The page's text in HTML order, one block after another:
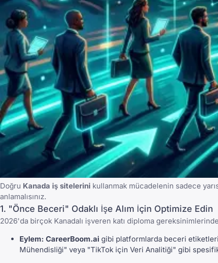
Doğru Kanada iş sitelerini kullanmak mücadelenin sadece
anlamalısınız.
1. "Önce Beceri" Odaklı İşe Alım İçin Optimize Edin
2026'da birçok Kanadalı işveren katı diploma
Eylem: CareerBoom.ai gibi platformlarda beceri
Mühendisliği" veya "TikTok için Veri Analitiği" gibi